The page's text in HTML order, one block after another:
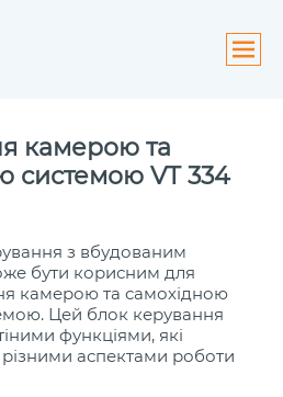
системою VT 334 FWSD
камерою та
системою VT 334
з вбудованим
бути корисним для
камерою та самохідною
Цей блок керування
функціями, які
аспектами роботи